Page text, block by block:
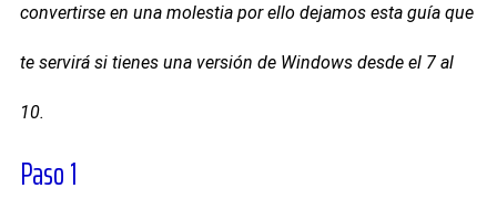
convertirse en una molestia por ello dejamos esta guía que
te servirá si tienes una versión de Windows desde el 7 al
10.
Paso 1